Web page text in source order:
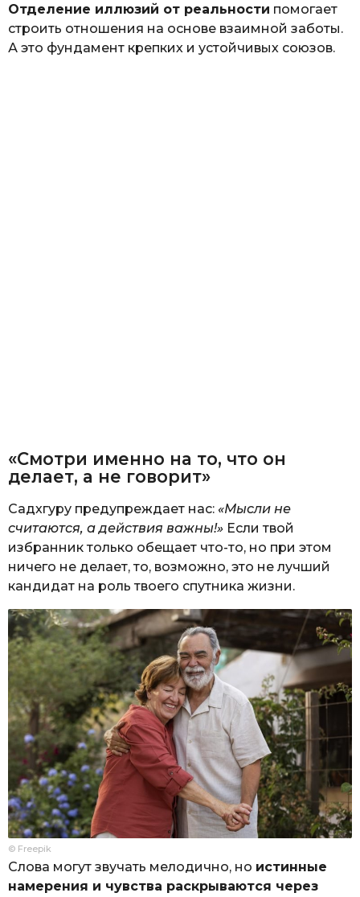
Отделение иллюзий от реальности помогает
строить отношения на основе взаимной заботы.
А это фундамент крепких и устойчивых союзов.
«Смотри именно на то, что он
делает, а не говорит»
Садхгуру предупреждает нас: «Мысли не
считаются, а действия важны!» Если твой
избранник только обещает что-то, но при этом
ничего не делает, то, возможно, это не лучший
кандидат на роль твоего спутника жизни.
© Freepik
Слова могут звучать мелодично, но истинные
намерения и чувства раскрываются через